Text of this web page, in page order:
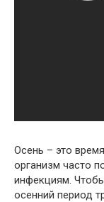
Осень – это
организм часто
инфекциям.
осенний период